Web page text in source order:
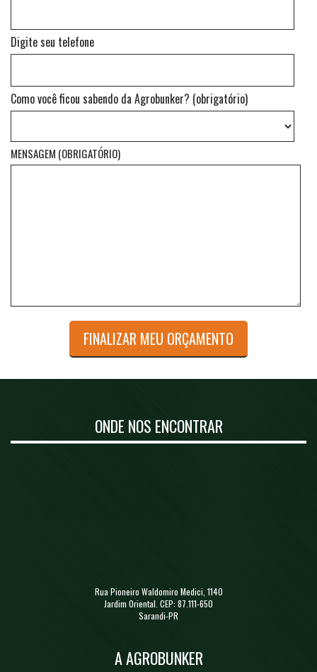
Digite seu telefone
Como você ficou sabendo da Agrobunker? (obrigatório)
MENSAGEM (OBRIGATÓRIO)
ONDE NOS ENCONTRAR
Rua Pioneiro Waldomiro Medici, 1140
Jardim Oriental. CEP: 87.111-650
Sarandi-PR
A AGROBUNKER